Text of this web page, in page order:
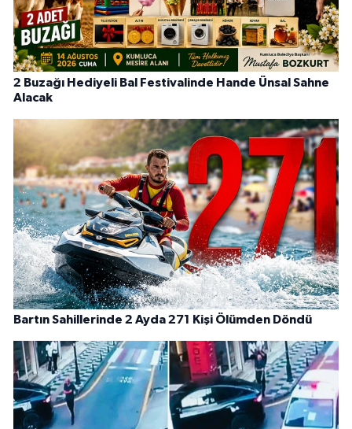
2 Buzağı Hediyeli Bal Festivalinde Hande Ünsal Sahne
Alacak
Bartın Sahillerinde 2 Ayda 271 Kişi Ölümden Döndü